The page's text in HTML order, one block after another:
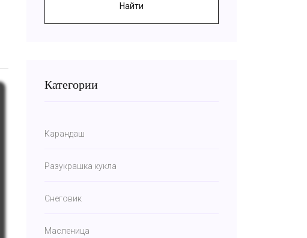
Найти
Категории
Карандаш
Разукрашка кукла
Снеговик
Масленица